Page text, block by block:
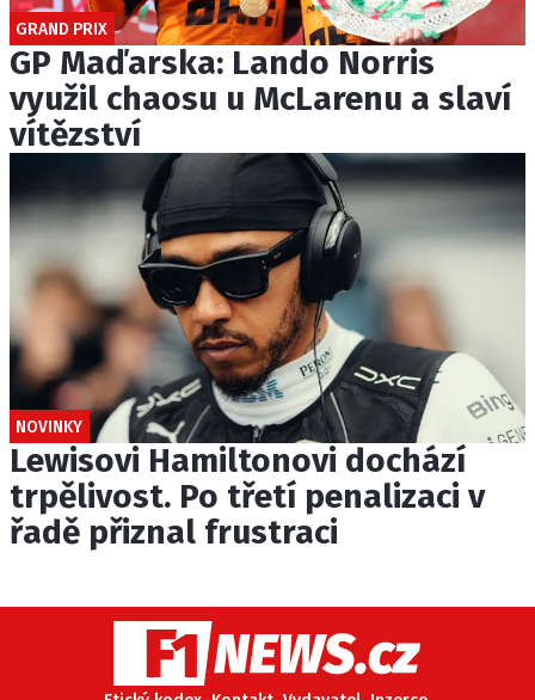
GRAND PRIX
GP Maďarska: Lando Norris
využil chaosu u McLarenu a slaví
vítězství
NOVINKY
Lewisovi Hamiltonovi dochází
trpělivost. Po třetí penalizaci v
řadě přiznal frustraci